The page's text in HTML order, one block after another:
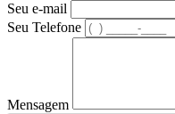
Seu e-mail
Seu Telefone
Mensagem